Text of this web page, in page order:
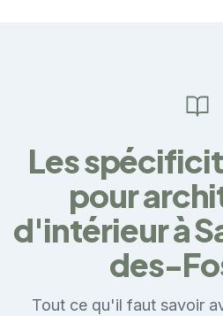
Les
pour
d'intérieur à
des-
Tout ce qu'il faut savoir